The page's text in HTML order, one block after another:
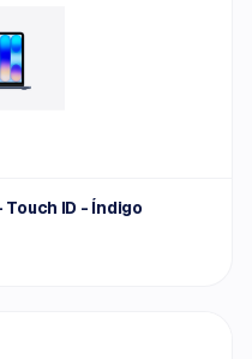
ID - Índigo